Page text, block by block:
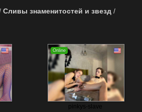
Сливы знаменитостей и звезд /